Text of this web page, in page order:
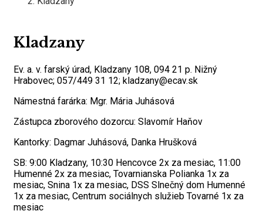
Kladzany
Ev. a. v. farský úrad, Kladzany 108, 094 21 p. Nižný
Hrabovec; 057/449 31 12; kladzany@ecav.sk
Námestná farárka: Mgr. Mária Juhásová
Zástupca zborového dozorcu: Slavomír Haňov
Kantorky: Dagmar Juhásová, Danka Hrušková
SB: 9:00 Kladzany, 10:30 Hencovce 2x za mesiac, 11:00
Humenné 2x za mesiac, Tovarnianska Polianka 1x za
mesiac, Snina 1x za mesiac, DSS Slnečný dom Humenné
1x za mesiac, Centrum sociálnych služieb Tovarné 1x za
mesiac